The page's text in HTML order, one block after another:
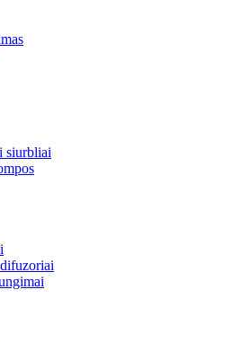
siurbliai